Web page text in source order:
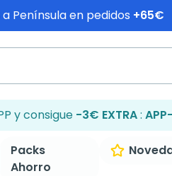
a Península en pedidos +65€
y consigue -3€ EXTRA:
Packs
Ahorro